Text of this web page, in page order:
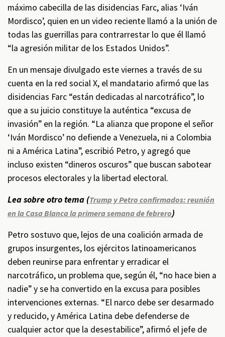
máximo cabecilla de las disidencias Farc, alias ‘Iván
Mordisco’, quien en un video reciente llamó a la unión de
todas las guerrillas para contrarrestar lo que él llamó
“la agresión militar de los Estados Unidos”.
En un mensaje divulgado este viernes a través de su
cuenta en la red social X, el mandatario afirmó que las
disidencias Farc “están dedicadas al narcotráfico”, lo
que a su juicio constituye la auténtica “excusa de
invasión” en la región. “La alianza que propone el señor
‘Iván Mordisco’ no defiende a Venezuela, ni a Colombia
ni a América Latina”, escribió Petro, y agregó que
incluso existen “dineros oscuros” que buscan sabotear
procesos electorales y la libertad electoral.
Lea sobre otro tema (Trump y Petro confirmados: reunión
en la Casa Blanca la primera semana de febrero)
Petro sostuvo que, lejos de una coalición armada de
grupos insurgentes, los ejércitos latinoamericanos
deben reunirse para enfrentar y erradicar el
narcotráfico, un problema que, según él, “no hace bien a
nadie” y se ha convertido en la excusa para posibles
intervenciones externas. “El narco debe ser desarmado
y reducido, y América Latina debe defenderse de
cualquier actor que la desestabilice”, afirmó el jefe de